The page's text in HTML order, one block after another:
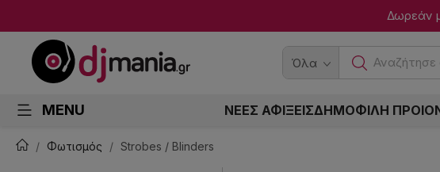
Δωρεάν
Όλα Αναζ
MENU ΝΕΕΣ ΑΦΙΞΕΙΣΔΗΜΟΦΙΛΗ
Φωτισμός Strobes / Blinders